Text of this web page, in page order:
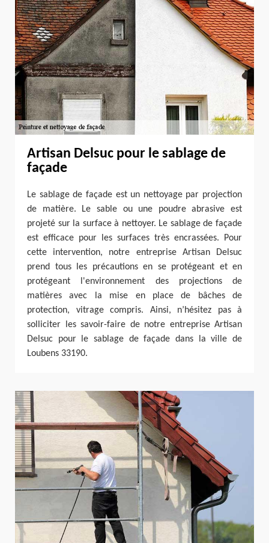
Artisan Delsuc pour le sablage de
façade
Le sablage de façade est un nettoyage par projection
de matière. Le sable ou une poudre abrasive est
projeté sur la surface à nettoyer. Le sablage de façade
est efficace pour les surfaces très encrassées. Pour
cette intervention, notre entreprise Artisan Delsuc
prend tous les précautions en se protégeant et en
protégeant l'environnement des projections de
matières avec la mise en place de bâches de
protection, vitrage compris. Ainsi, n’hésitez pas à
solliciter les savoir-faire de notre entreprise Artisan
Delsuc pour le sablage de façade dans la ville de
Loubens 33190.